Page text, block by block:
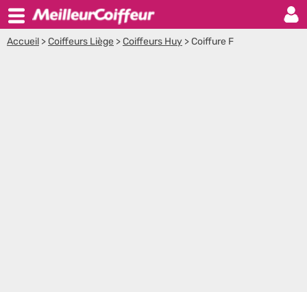
Accueil >Coiffeurs Liège >Coiffeurs Huy >Coiffure F